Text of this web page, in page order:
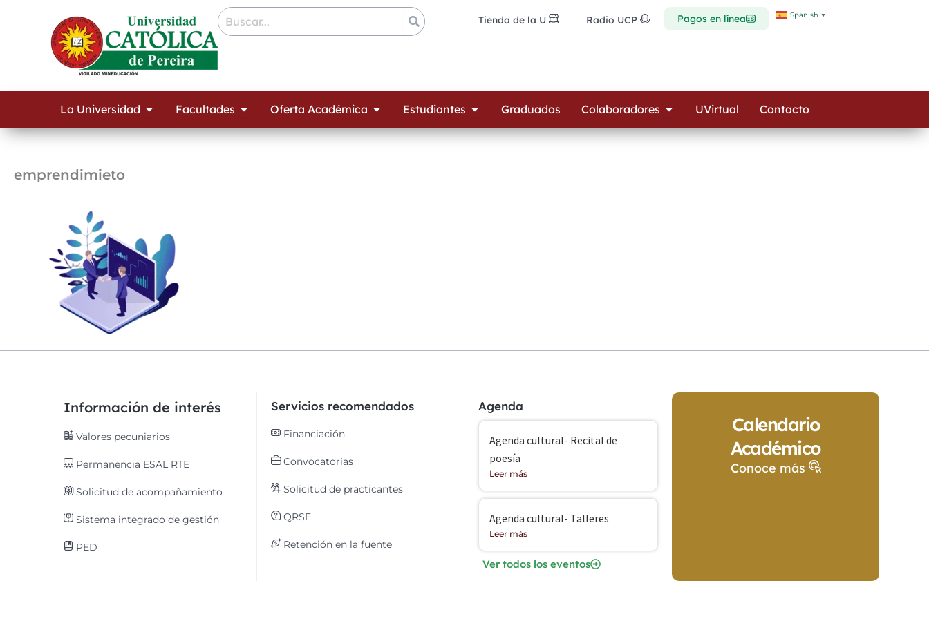
Tienda de la U Radio UCP Pagos en línea Spanish ▼
La Universidad Open La Universidad
Facultades Open Facultades
Oferta Académica Open Oferta Académica
Estudiantes Open Estudiantes
Graduados Colaboradores Open Colaboradores
UVirtual Contacto
emprendimieto
Información de interés
Valores pecuniarios
Permanencia ESAL RTE
Solicitud de acompañamiento
Sistema integrado de gestión
PED
Servicios recomendados
Financiación
Convocatorias
Solicitud de practicantes
QRSF
Retención en la fuente
Agenda
Agenda cultural- Recital de
poesía
Leer más
Agenda cultural- Talleres
Leer más
Ver todos los eventos
Calendario
Académico
Conoce más